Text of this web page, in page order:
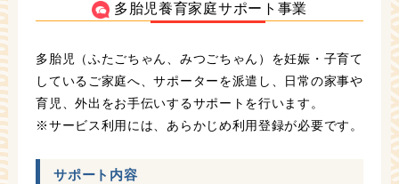
多胎児養育家庭サポート事業
多胎児（ふたごちゃん、みつごちゃん）を妊娠・子育て
しているご家庭へ、サポーターを派遣し、日常の家事や
育児、外出をお手伝いするサポートを行います。
※サービス利用には、あらかじめ利用登録が必要です。
サポート内容